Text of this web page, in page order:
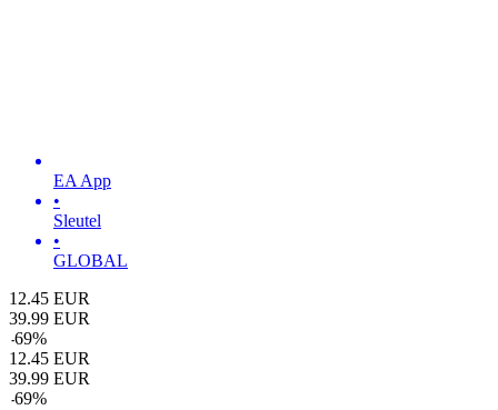
EA App
•
Sleutel
•
GLOBAL
12.45 EUR
39.99 EUR
-69%
12.45 EUR
39.99 EUR
-69%